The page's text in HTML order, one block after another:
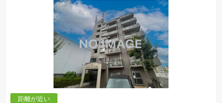
※建築条件土地の情報内に掲載されている、建物プラン例は、土地購入者の設計プランの参考
の一例であって、プランの採用可否は任意です。
※土地（建築条件なし）で「建物プラン例」が表記してある時、そのプラン例は特定の建築請
負会社によるもので、当該建築請負会社以外で建てた場合、同様のものが同価格で建てられる
とは限りません。また建築請負会社を特定するものではありません。
※建築条件付き土地とは、その土地に建築する建物の建築請負契約が、一定期間内に成立する
ことを条件として売買される土地のことをいいます。建築請負契約成立に向けて設計プランを
協議するため、土地購入者が自己の希望する建物の設計協議をするために必要な相当の期間の
交渉期間が設定され、その期間内で希望を満たすプランが実現できたかどうかにより結論を出
します。なお、この期間は概ね3ヶ月程度とされています。納得のいくプランが出来ず、建築請
負契約が成立しない場合、土地売買契約は白紙に戻り、土地契約にかかった代金（土地代金、
手付金など）は名目のいかんに関わらず、全て返却されます。
※課税対象物件の「価格」や「費用等」は消費税込みの「総額表示」で統一しています。
※「本体価格」とは、課税対象物件においては「消費税を除いた建物価格」と「土地価格」の
合計額を指します。
距離が近い